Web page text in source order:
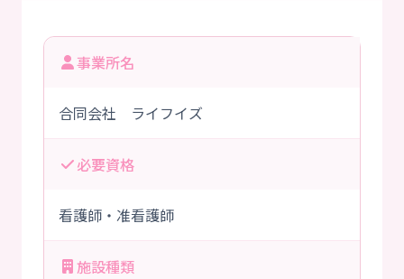
事業所名
合同会社 ライフイズ
必要資格
看護師・准看護師
施設種類